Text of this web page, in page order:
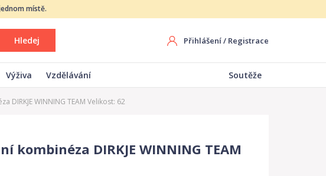
místě.
Hledej Přihlášení/ Registrace
Výživa Vzdělávání Soutěže
DIRKJE WINNING TEAM Velikost: 62
kombinéza DIRKJE WINNING TEAM